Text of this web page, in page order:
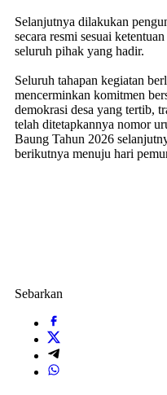
Selanjutnya dilakukan
secara resmi sesuai
seluruh pihak yang hadir.
Seluruh tahapan kegiatan
mencerminkan komitmen
demokrasi desa yang tertib,
telah ditetapkannya nomor
Baung Tahun 2026
berikutnya menuju hari
Sebarkan